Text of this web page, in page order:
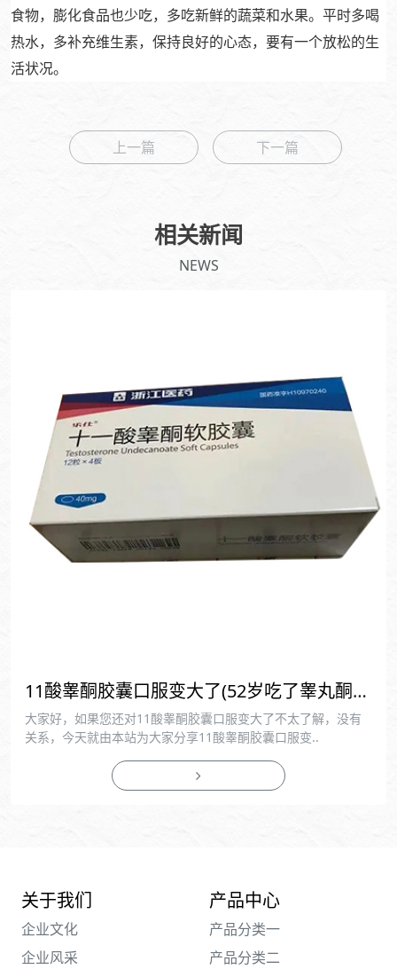
食物，膨化食品也少吃，多吃新鲜的蔬菜和水果。平时多喝
热水，多补充维生素，保持良好的心态，要有一个放松的生
活状况。
上一篇 下一篇
相关新闻
NEWS
11酸睾酮胶囊口服变大了(52岁吃了睾丸酮变粗大很多)
大家好，如果您还对11酸睾酮胶囊口服变大了不太了解，没有
关系，今天就由本站为大家分享11酸睾酮胶囊口服变..
关于我们
企业文化
企业风采
产品中心
产品分类一
产品分类二